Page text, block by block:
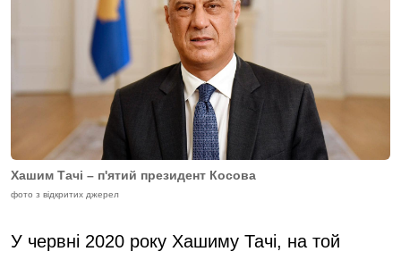
Хашим Тачі – п'ятий президент Косова
фото з відкритих джерел
У червні 2020 року Хашиму Тачі, на той